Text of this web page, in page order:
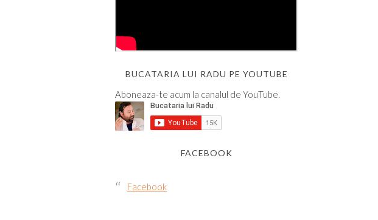
BUCATARIA LUI RADU PE YOUTUBE
Aboneaza-te acum la canalul de YouTube.
FACEBOOK
Facebook